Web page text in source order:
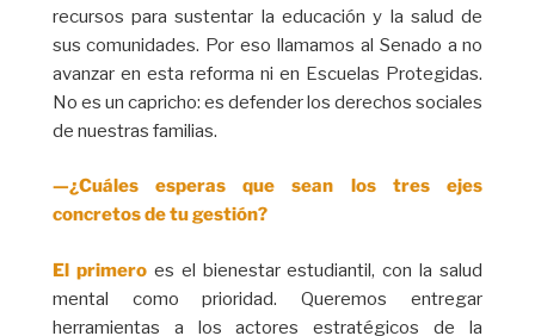
recursos para sustentar la educación y la salud de
sus comunidades. Por eso llamamos al Senado a no
avanzar en esta reforma ni en Escuelas Protegidas.
No es un capricho: es defender los derechos sociales
de nuestras familias.
—¿Cuáles esperas que sean los tres ejes
concretos de tu gestión?
El primeroes el bienestar estudiantil, con la salud
mental como prioridad. Queremos entregar
herramientas a los actores estratégicos de la